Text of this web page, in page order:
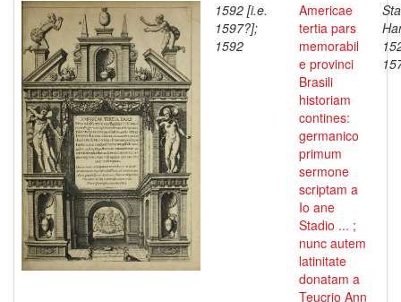
1592 [i.e.
1597?];
1592
Americae
tertia pars
memorabil
e provinci
Brasili
historiam
contines:
germanico
primum
sermone
scriptam a
Io ane
Stadio ... ;
nunc autem
latinitate
donatam a
Teucrio Ann